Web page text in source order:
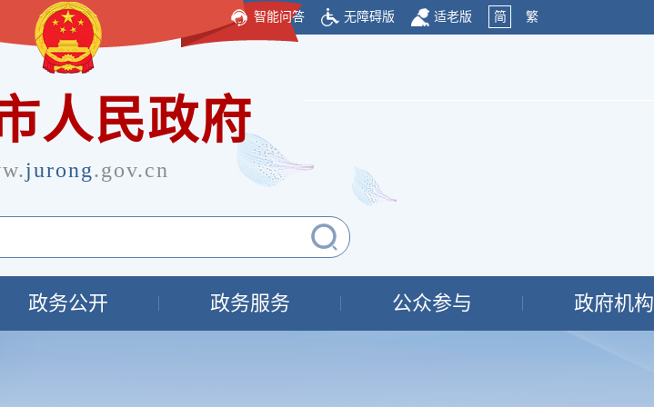
智能问答 无障碍版 适老版 简 繁
人民政府
jurong.gov.cn
政务公开 政务服务 公众参与 政府机构